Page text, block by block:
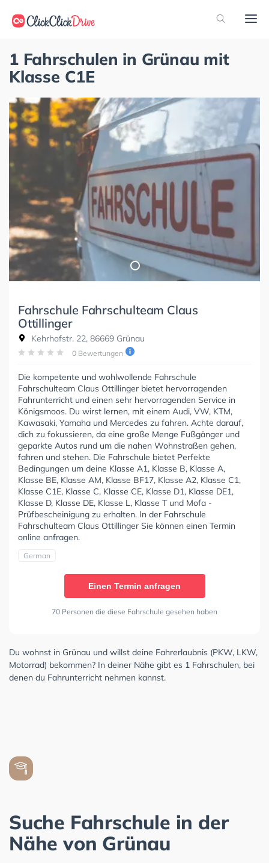
1 Fahrschulen in Grünau mit
Klasse C1E
Fahrschule Fahrschulteam Claus
Ottillinger
Kehrhofstr. 22, 86669 Grünau
0 Bewertungen
Die kompetente und wohlwollende Fahrschule
Fahrschulteam Claus Ottillinger bietet hervorragenden
Fahrunterricht und einen sehr hervorragenden Service in
Königsmoos. Du wirst lernen, mit einem Audi, VW, KTM,
Kawasaki, Yamaha und Mercedes zu fahren. Achte darauf,
dich zu fokussieren, da eine große Menge Fußgänger und
geparkte Autos rund um die nahen Wohnstraßen gehen,
fahren und stehen. Die Fahrschule bietet Perfekte
Bedingungen um deine Klasse A1, Klasse B, Klasse A,
Klasse BE, Klasse AM, Klasse BF17, Klasse A2, Klasse C1,
Klasse C1E, Klasse C, Klasse CE, Klasse D1, Klasse DE1,
Klasse D, Klasse DE, Klasse L, Klasse T und Mofa -
Prüfbescheinigung zu erhalten. In der Fahrschule
Fahrschulteam Claus Ottillinger Sie können einen Termin
online anfragen.
German
Einen Termin anfragen
70 Personen die diese Fahrschule gesehen haben
Du wohnst in Grünau und willst deine Fahrerlaubnis (PKW, LKW,
Motorrad) bekommen? In deiner Nähe gibt es 1 Fahrschulen, bei
denen du Fahrunterricht nehmen kannst.
Suche Fahrschule in der
Nähe von Grünau